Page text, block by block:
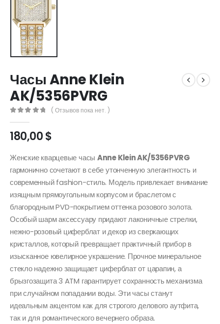
Часы Anne Klein
AK/5356PVRG
( Отзывов пока нет. )
180,00$
Женские кварцевые часы Anne Klein AK/5356PVRG
гармонично сочетают в себе утонченную элегантность и
современный fashion-стиль. Модель привлекает внимание
изящным прямоугольным корпусом и браслетом с
благородным PVD-покрытием оттенка розового золота.
Особый шарм аксессуару придают лаконичные стрелки,
нежно-розовый циферблат и декор из сверкающих
кристаллов, который превращает практичный прибор в
изысканное ювелирное украшение. Прочное минеральное
стекло надежно защищает циферблат от царапин, а
брызгозащита 3 ATM гарантирует сохранность механизма
при случайном попадании воды. Эти часы станут
идеальным акцентом как для строгого делового аутфита,
так и для романтического вечернего образа.